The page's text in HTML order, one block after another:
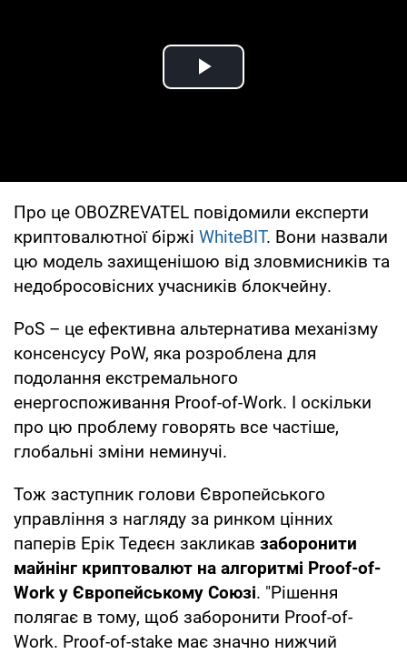
Play Video
Про це OBOZREVATEL повідомили експерти
криптовалютної біржі WhiteBIT. Вони назвали
цю модель захищенішою від зловмисників та
недобросовісних учасників блокчейну.
PoS – це ефективна альтернатива механізму
консенсусу PoW, яка розроблена для
подолання екстремального
енергоспоживання Proof-of-Work. І оскільки
про цю проблему говорять все частіше,
глобальні зміни неминучі.
Тож заступник голови Європейського
управління з нагляду за ринком цінних
паперів Ерік Тедеєн закликав заборонити
майнінг криптовалют на алгоритмі Proof-of-
Work у Європейському Союзі. "Рішення
полягає в тому, щоб заборонити Proof-of-
Work. Proof-of-stake має значно нижчий